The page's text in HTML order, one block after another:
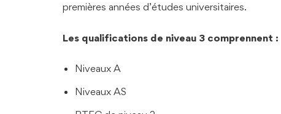
premières années d’études universitaires.
Les qualifications de niveau 3 comprennent :
Niveaux A
Niveaux AS